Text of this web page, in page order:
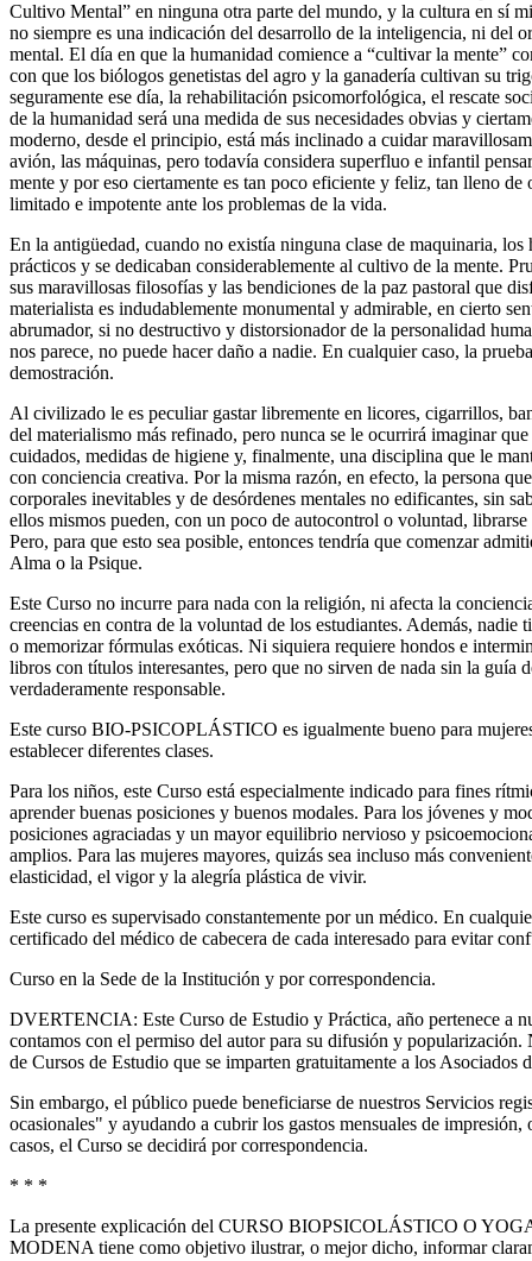
Cultivo Mental” en ninguna otra parte del mundo, y la cultura en sí
no siempre es una indicación del desarrollo de la inteligencia, ni del
mental. El día en que la humanidad comience a “cultivar la mente”
con que los biólogos genetistas del agro y la ganadería cultivan su
seguramente ese día, la rehabilitación psicomorfológica, el rescate
de la humanidad será una medida de sus necesidades obvias y
moderno, desde el principio, está más inclinado a cuidar
avión, las máquinas, pero todavía considera superfluo e infantil
mente y por eso ciertamente es tan poco eficiente y feliz, tan lleno
limitado e impotente ante los problemas de la vida.
En la antigüedad, cuando no existía ninguna clase de maquinaria, los
prácticos y se dedicaban considerablemente al cultivo de la mente.
sus maravillosas filosofías y las bendiciones de la paz pastoral que
materialista es indudablemente monumental y admirable, en cierto
abrumador, si no destructivo y distorsionador de la personalidad
nos parece, no puede hacer daño a nadie. En cualquier caso, la
demostración.
Al civilizado le es peculiar gastar libremente en licores, cigarrillos,
del materialismo más refinado, pero nunca se le ocurrirá imaginar
cuidados, medidas de higiene y, finalmente, una disciplina que le
con conciencia creativa. Por la misma razón, en efecto, la persona
corporales inevitables y de desórdenes mentales no edificantes, sin
ellos mismos pueden, con un poco de autocontrol o voluntad, librarse
Pero, para que esto sea posible, entonces tendría que comenzar
Alma o la Psique.
Este Curso no incurre para nada con la religión, ni afecta la
creencias en contra de la voluntad de los estudiantes. Además, nadie
o memorizar fórmulas exóticas. Ni siquiera requiere hondos e
libros con títulos interesantes, pero que no sirven de nada sin la guía
verdaderamente responsable.
Este curso BIO-PSICOPLÁSTICO es igualmente bueno para
establecer diferentes clases.
Para los niños, este Curso está especialmente indicado para fines
aprender buenas posiciones y buenos modales. Para los jóvenes y
posiciones agraciadas y un mayor equilibrio nervioso y
amplios. Para las mujeres mayores, quizás sea incluso más
elasticidad, el vigor y la alegría plástica de vivir.
Este curso es supervisado constantemente por un médico. En
certificado del médico de cabecera de cada interesado para evitar
Curso en la Sede de la Institución y por correspondencia.
DVERTENCIA: Este Curso de Estudio y Práctica, año pertenece a
contamos con el permiso del autor para su difusión y popularización.
de Cursos de Estudio que se imparten gratuitamente a los
Sin embargo, el público puede beneficiarse de nuestros Servicios
ocasionales" y ayudando a cubrir los gastos mensuales de
casos, el Curso se decidirá por correspondencia.
* * *
La presente explicación del CURSO BIOPSICOLÁSTICO O
MODENA tiene como objetivo ilustrar, o mejor dicho, informar